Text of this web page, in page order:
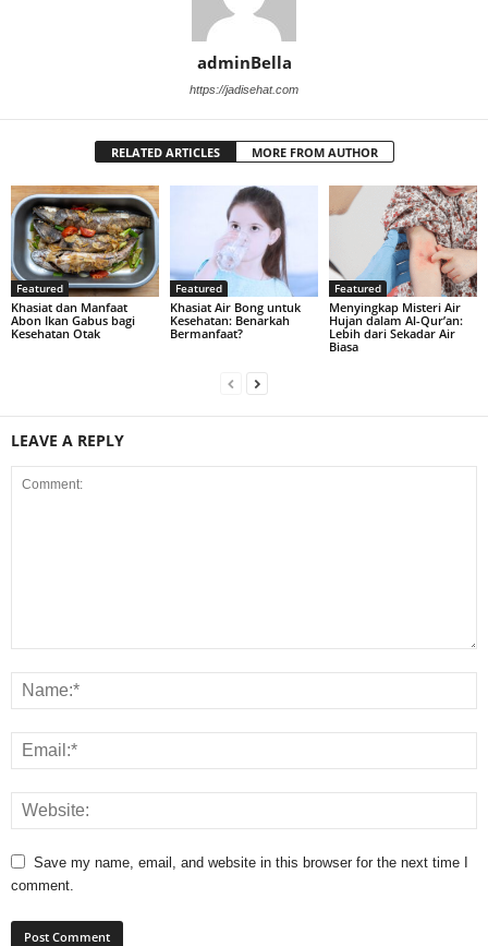
adminBella
https://jadisehat.com
RELATED ARTICLES MORE FROM AUTHOR
Featured
Khasiat dan Manfaat
Abon Ikan Gabus bagi
Kesehatan Otak
Featured
Khasiat Air Bong untuk
Kesehatan: Benarkah
Bermanfaat?
Featured
Menyingkap Misteri Air
Hujan dalam Al-Qur’an:
Lebih dari Sekadar Air
Biasa
LEAVE A REPLY
Save my name, email, and website in this browser for the next time I
comment.